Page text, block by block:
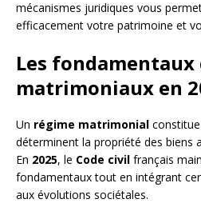
mécanismes juridiques vous
efficacement votre patrimoine et
Les fondamentaux
matrimoniaux en
Un régime matrimonial constitue
déterminent la propriété des biens
En 2025, le Code civil français
fondamentaux tout en intégrant
aux évolutions sociétales.